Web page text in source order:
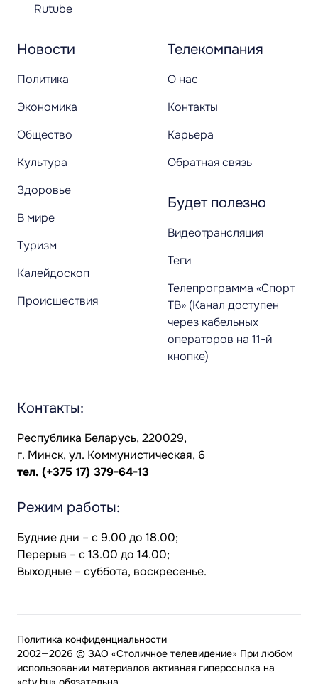
Новости
Политика
Экономика
Общество
Культура
Здоровье
В мире
Туризм
Калейдоскоп
Происшествия
Телекомпания
О нас
Контакты
Карьера
Обратная связь
Будет полезно
Видеотрансляция
Теги
Телепрограмма «Спорт
ТВ» (Канал доступен
через кабельных
операторов на 11-й
кнопке)
Rutube
Контакты:
Республика Беларусь, 220029,
г. Минск, ул. Коммунистическая, 6
тел. (+375 17) 379-64-13
Режим работы:
Будние дни – с 9.00 до 18.00;
Перерыв – с 13.00 до 14.00;
Выходные – суббота, воскресенье.
2002—2026 © ЗАО «Столичное телевидение» При любом
использовании материалов активная гиперссылка на
Политика конфиденциальности